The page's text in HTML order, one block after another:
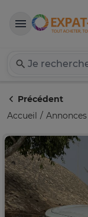
Précédent
Accueil
Annonces